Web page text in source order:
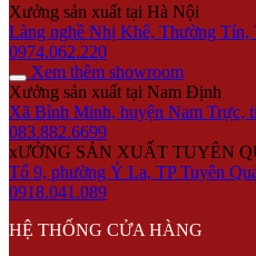
Xưởng sản xuất tại Hà Nội
Làng nghề Nhị Khê, Thường Tín,
0974.062.220
Xem thêm showroom
Xưởng sản xuất tại Nam Định
Xã Bình Minh, huyện Nam Trực,
083.882.6699
xƯỞNG SẢN XUẤT TUYÊN
Tổ 9, phường Ỷ La, TP Tuyên
0918.041.089
HỆ THỐNG CỬA HÀNG